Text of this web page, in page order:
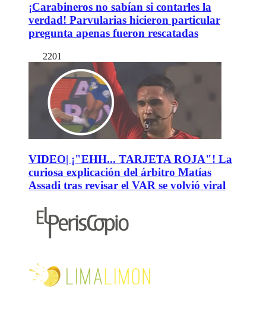
¡Carabineros no sabían si contarles la
verdad! Parvularias hicieron particular
pregunta apenas fueron rescatadas
2201
VIDEO| ¡"EHH... TARJETA ROJA"! La
curiosa explicación del árbitro Matías
Assadi tras revisar el VAR se volvió viral